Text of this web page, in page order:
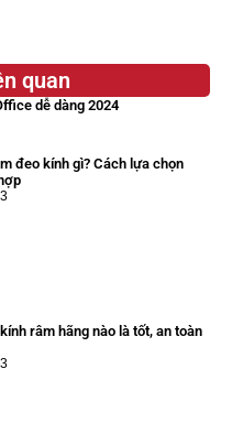
quan
dễ dàng 2024
đeo kính gì? Cách lựa chọn
râm hãng nào là tốt, an toàn